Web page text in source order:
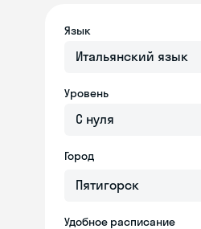
Язык
Итальянский язык
Уровень
С нуля
Город
Удобное расписание